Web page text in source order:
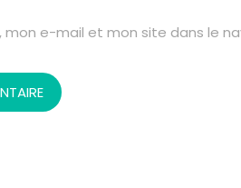
mon e-mail et mon site dans le